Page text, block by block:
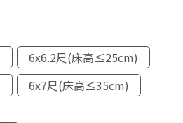
6x6.2尺(床高≤25cm)
6x7尺(床高≤35cm)